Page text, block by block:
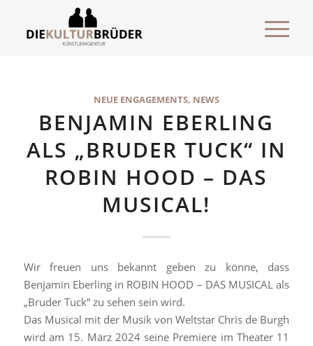
NEUE ENGAGEMENTS, NEWS
BENJAMIN EBERLING
ALS „BRUDER TUCK“ IN
ROBIN HOOD – DAS
MUSICAL!
Wir freuen uns bekannt geben zu könne, dass
Benjamin Eberling in ROBIN HOOD – DAS MUSICAL als
„Bruder Tuck“ zu sehen sein wird.
Das Musical mit der Musik von Weltstar Chris de Burgh
wird am 15. März 2024 seine Premiere im Theater 11